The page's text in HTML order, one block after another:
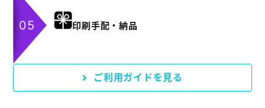
印刷手配・納品
ご利用ガイドを見る